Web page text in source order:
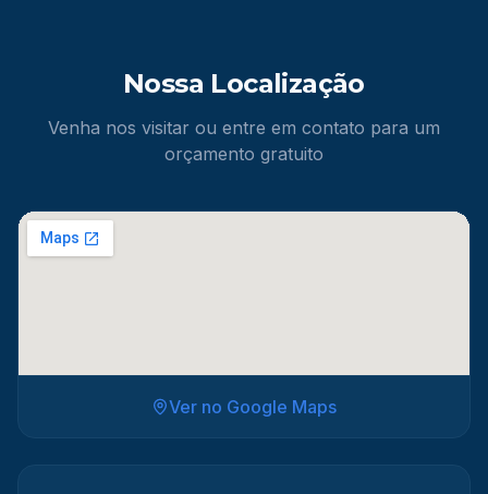
Nossa Localização
Venha nos visitar ou entre em contato para um
orçamento gratuito
Ver no Google Maps